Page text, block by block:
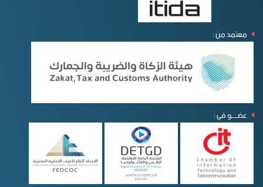
معتمد من :
عضـــــو فى :